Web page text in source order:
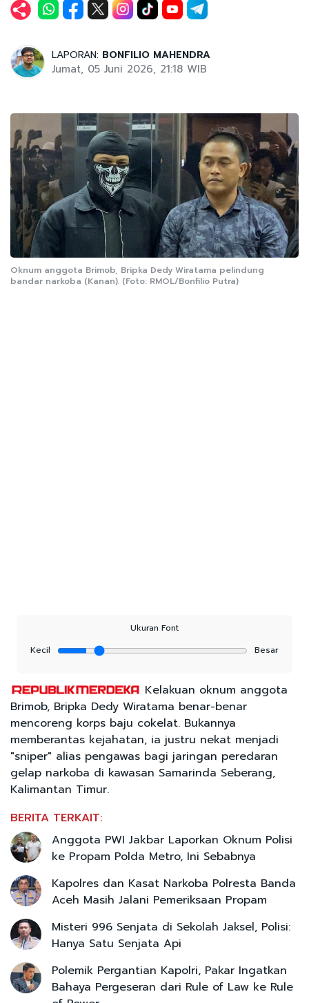
LAPORAN: BONFILIO MAHENDRA
Jumat, 05 Juni 2026, 21:18 WIB
Oknum anggota Brimob, Bripka Dedy Wiratama pelindung
bandar narkoba (Kanan). (Foto: RMOL/Bonfilio Putra)
Ukuran Font
Kecil
Besar
Kelakuan oknum anggota
Brimob, Bripka Dedy Wiratama benar-benar
mencoreng korps baju cokelat. Bukannya
memberantas kejahatan, ia justru nekat menjadi
"sniper" alias pengawas bagi jaringan peredaran
gelap narkoba di kawasan Samarinda Seberang,
Kalimantan Timur.
BERITA TERKAIT:
Anggota PWI Jakbar Laporkan Oknum Polisi
ke Propam Polda Metro, Ini Sebabnya
Kapolres dan Kasat Narkoba Polresta Banda
Aceh Masih Jalani Pemeriksaan Propam
Misteri 996 Senjata di Sekolah Jaksel, Polisi:
Hanya Satu Senjata Api
Polemik Pergantian Kapolri, Pakar Ingatkan
Bahaya Pergeseran dari Rule of Law ke Rule